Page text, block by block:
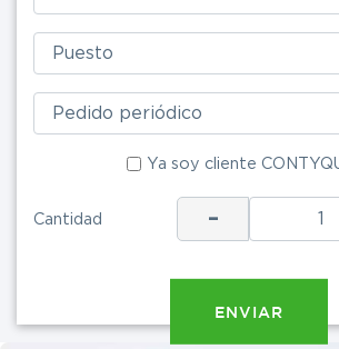
Ya soy cliente
Cantidad -
ENVIAR